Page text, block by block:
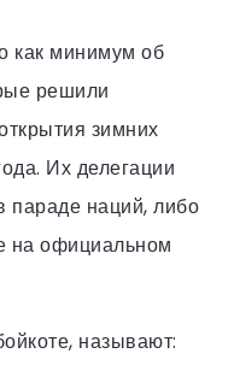
как минимум об
решили
зимних
Их делегации
параде наций, либо
на официальном
называют: